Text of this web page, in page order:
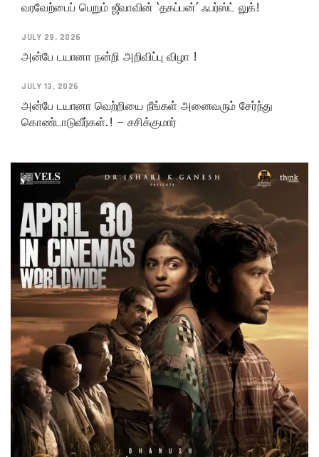
வரவேற்பைப் பெறும் ஜீவாவின் ‘தகப்பன்’ ஃபர்ஸ்ட் லுக்!
JULY 29, 2026
அன்பே டயானா நன்றி அறிவிப்பு விழா !
JULY 13, 2026
அன்பே டயானா வெற்றியை நீங்கள் அனைவரும் சேர்ந்து
கொண்டாடுவீர்கள்.! – சசிக்குமார்